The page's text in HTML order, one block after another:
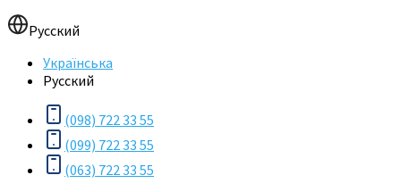
Русский
Українська
Русский
(098) 722 33 55
(099) 722 33 55
(063) 722 33 55